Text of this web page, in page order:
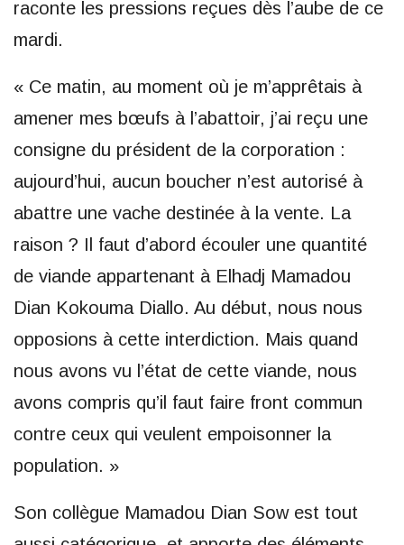
raconte les pressions reçues dès l’aube de ce
mardi.
« Ce matin, au moment où je m’apprêtais à
amener mes bœufs à l’abattoir, j’ai reçu une
consigne du président de la corporation :
aujourd’hui, aucun boucher n’est autorisé à
abattre une vache destinée à la vente. La
raison ? Il faut d’abord écouler une quantité
de viande appartenant à Elhadj Mamadou
Dian Kokouma Diallo. Au début, nous nous
opposions à cette interdiction. Mais quand
nous avons vu l’état de cette viande, nous
avons compris qu’il faut faire front commun
contre ceux qui veulent empoisonner la
population. »
Son collègue Mamadou Dian Sow est tout